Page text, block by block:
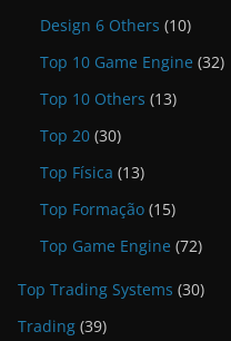
Design 6 Others (10)
Top 10 Game Engine (32)
Top 10 Others (13)
Top 20 (30)
Top Física (13)
Top Formação (15)
Top Game Engine (72)
Top Trading Systems (30)
Trading (39)